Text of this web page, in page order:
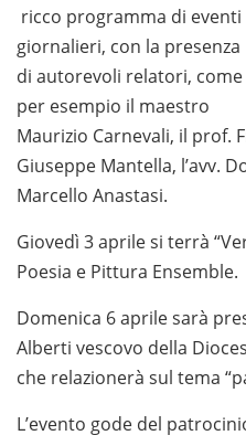
ricco programma di eventi
giornalieri, con la presenza
di autorevoli relatori, come
per esempio il maestro
Maurizio Carnevali, il prof.
Giuseppe Mantella, l’avv.
Marcello Anastasi.
Giovedì 3 aprile si terrà
Poesia e Pittura Ensemble.
Domenica 6 aprile sarà
Alberti vescovo della
che relazionerà sul tema
L’evento gode del